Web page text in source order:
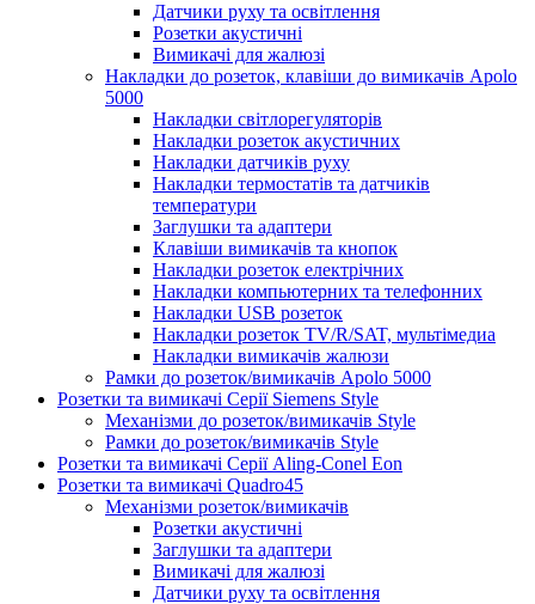
Датчики руху та освітлення
Розетки акустичні
Вимикачі для жалюзі
Накладки до розеток, клавіши до вимикачів Apolo
5000
Накладки світлорегуляторів
Накладки розеток акустичних
Накладки датчиків руху
Накладки термостатів та датчиків
температури
Заглушки та адаптери
Клавіши вимикачів та кнопок
Накладки розеток електрічних
Накладки компьютерних та телефонних
Накладки USB розеток
Накладки розеток TV/R/SAT, мультімедиа
Накладки вимикачів жалюзи
Рамки до розеток/вимикачів Apolo 5000
Розетки та вимикачі Серії Siemens Style
Механізми до розеток/вимикачів Style
Рамки до розеток/вимикачів Style
Розетки та вимикачі Серії Aling-Conel Eon
Розетки та вимикачі Quadro45
Механізми розеток/вимикачів
Розетки акустичні
Заглушки та адаптери
Вимикачі для жалюзі
Датчики руху та освітлення